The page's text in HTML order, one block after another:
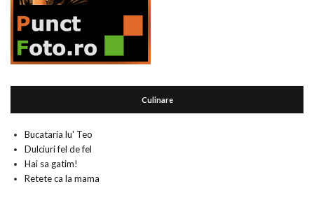
Culinare
Bucataria lu' Teo
Dulciuri fel de fel
Hai sa gatim!
Retete ca la mama